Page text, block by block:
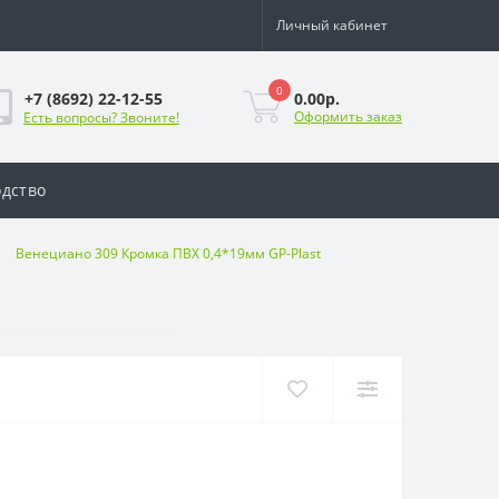
Личный кабинет
+7 (8692) 22-12-55
Есть вопросы? Звоните!
0 0.00р.
Оформить заказ
Венециано 309 Кромка ПВХ 0,4*19мм GP-Plast